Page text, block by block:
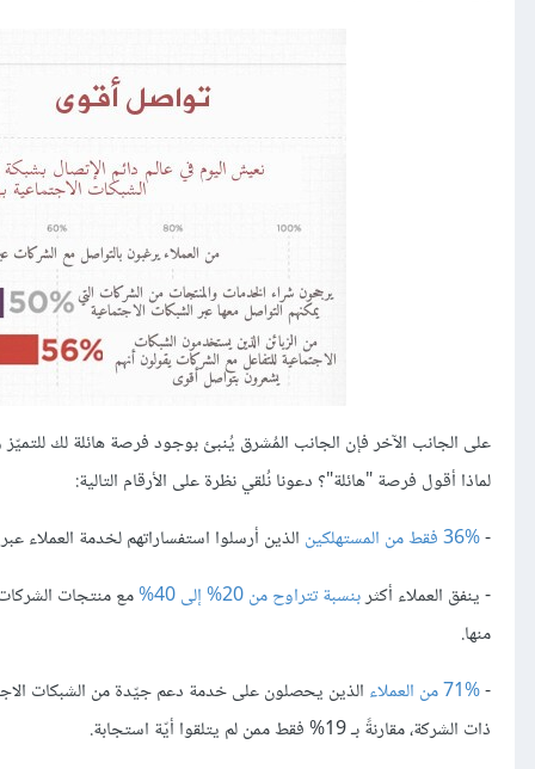
على الجانب الآخر فإن الجانب المُشرق يُنبئ بوجود فرصة هائلة لك
لماذا أقول فرصة "هائلة"؟ دعونا نُلقي نظرة على الأرقام التالية:
-
36%فقط من المستهلكين الذين أرسلوا استفساراتهم لخدمة العملاء
- ينفق العملاء أكثربنسبةتتراوحمن20% إلى 40%
مع منتجات
منها.
-
71%من العملاء الذين يحصلون على خدمة دعم جيّدة من الشبكات
ذات الشركة، مقارنةً بـ 19% فقط ممن لم يتلقوا أيّة استجابة.